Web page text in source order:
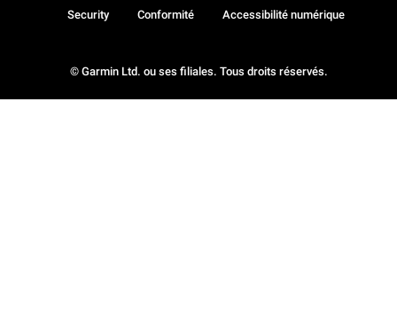
© Garmin Ltd. ou ses filiales. Tous droits réservés.
Security Conformité Accessibilité numérique